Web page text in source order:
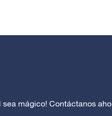
mágico! Contáctanos